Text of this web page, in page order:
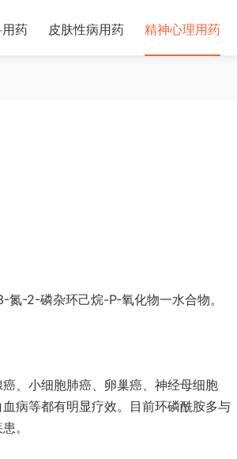
药 皮肤性病用药 精神心理用药
-2-磷杂环己烷-P-氧化物一水合物。
、小细胞肺癌、卵巢癌、神经母细胞
病等都有明显疗效。目前环磷酰胺多与
。